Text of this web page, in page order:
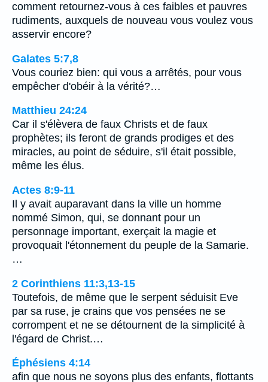
comment retournez-vous à ces faibles et pauvres
rudiments, auxquels de nouveau vous voulez vous
asservir encore?
Galates 5:7,8
Vous couriez bien: qui vous a arrêtés, pour vous
empêcher d'obéir à la vérité?…
Matthieu 24:24
Car il s'élèvera de faux Christs et de faux
prophètes; ils feront de grands prodiges et des
miracles, au point de séduire, s'il était possible,
même les élus.
Actes 8:9-11
Il y avait auparavant dans la ville un homme
nommé Simon, qui, se donnant pour un
personnage important, exerçait la magie et
provoquait l'étonnement du peuple de la Samarie.
…
2 Corinthiens 11:3,13-15
Toutefois, de même que le serpent séduisit Eve
par sa ruse, je crains que vos pensées ne se
corrompent et ne se détournent de la simplicité à
l'égard de Christ.…
Éphésiens 4:14
afin que nous ne soyons plus des enfants, flottants